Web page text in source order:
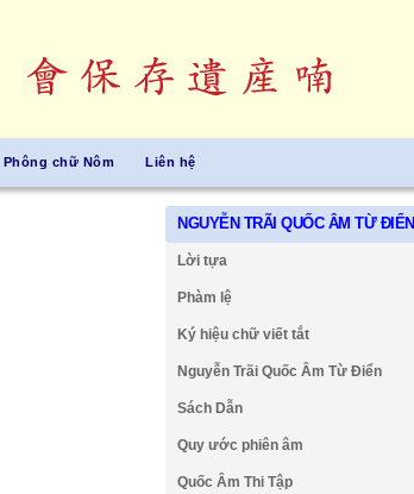
Phông chữ Nôm Liên hệ
NGUYỄN TRÃI QUỐC ÂM TỪ ĐIỂN
Lời tựa
Phàm lệ
Ký hiệu chữ viết tắt
Nguyễn Trãi Quốc Âm Từ Điển
Sách Dẫn
Quy ước phiên âm
Quốc Âm Thi Tập